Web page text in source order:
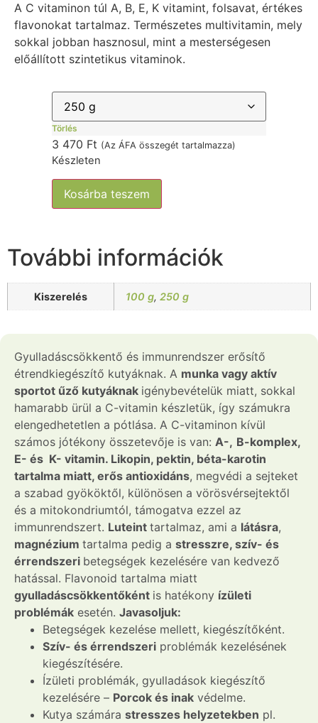
A C vitaminon túl A, B, E, K vitamint, folsavat, értékes
flavonokat tartalmaz. Természetes multivitamin, mely
sokkal jobban hasznosul, mint a mesterségesen
előállított szintetikus vitaminok.
Törlés
3 470 Ft (Az ÁFA összegét tartalmazza)
Készleten
Kosárba teszem
További információk
Kiszerelés 100 g, 250 g
Gyulladáscsökkentő és immunrendszer erősítő
étrendkiegészítő kutyáknak. A munka vagy aktív
sportot űző kutyáknak igénybevételük miatt, sokkal
hamarabb ürül a C-vitamin készletük, így számukra
elengedhetetlen a pótlása. A C-vitaminon kívül
számos jótékony összetevője is van: A-, B-komplex,
E- és K- vitamin. Likopin, pektin, béta-karotin
tartalma miatt, erős antioxidáns, megvédi a sejteket
a szabad gyököktől, különösen a vörösvérsejtektől
és a mitokondriumtól, támogatva ezzel az
immunrendszert. Luteint tartalmaz, ami a látásra,
magnézium tartalma pedig a stresszre, szív- és
érrendszeri betegségek kezelésére van kedvező
hatással. Flavonoid tartalma miatt
gyulladáscsökkentőként is hatékony ízületi
problémák esetén. Javasoljuk:
Betegségek kezelése mellett, kiegészítőként.
Szív- és érrendszeri problémák kezelésének
kiegészítésére.
Ízületi problémák, gyulladások kiegészítő
kezelésére – Porcok és inak védelme.
Kutya számára stresszes helyzetekben pl.